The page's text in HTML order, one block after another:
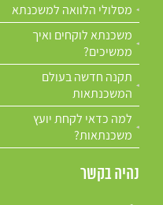
מסלולי הלוואה למשכנתא
משכנתא לוקחים ואיך
ממשיכים?
תקנה חדשה בעולם
המשכנתאות
למה כדאי לקחת יועץ
משכנתאות?
נהיה בקשר